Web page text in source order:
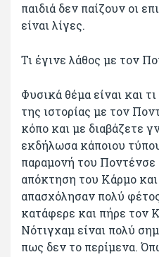
παιδιά δεν παίζουν οι
είναι λίγες.
Τι έγινε λάθος με τον
Φυσικά θέμα είναι και
της ιστορίας με τον
κόπο και με διαβάζετε
εκδήλωσα κάποιου
παραμονή του Ποντένσε
απόκτηση του Κάρμο
απασχόλησαν πολύ
κατάφερε και πήρε τον
Νότιγχαμ είναι πολύ
πως δεν το περίμενα.